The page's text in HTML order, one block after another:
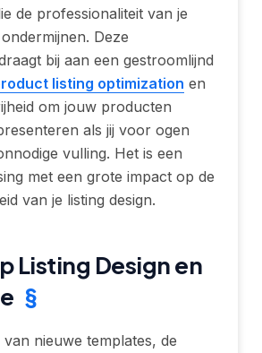
de professionaliteit van je
Deze
bij aan een gestroomlijnd
listing optimization en
om jouw producten
als jij voor ogen
vulling. Het is een
met een grote impact op de
van je listing design.
Listing Design en
§
nieuwe templates, de